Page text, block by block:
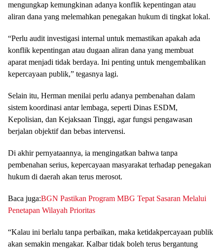
mengungkap kemungkinan adanya konflik kepentingan atau
aliran dana yang melemahkan penegakan hukum di tingkat lokal.
“Perlu audit investigasi internal untuk memastikan apakah ada
konflik kepentingan atau dugaan aliran dana yang membuat
aparat menjadi tidak berdaya. Ini penting untuk mengembalikan
kepercayaan publik,” tegasnya lagi.
Selain itu, Herman menilai perlu adanya pembenahan dalam
sistem koordinasi antar lembaga, seperti Dinas ESDM,
Kepolisian, dan Kejaksaan Tinggi, agar fungsi pengawasan
berjalan objektif dan bebas intervensi.
Di akhir pernyataannya, ia mengingatkan bahwa tanpa
pembenahan serius, kepercayaan masyarakat terhadap penegakan
hukum di daerah akan terus merosot.
Baca juga:BGN Pastikan Program MBG Tepat Sasaran Melalui
Penetapan Wilayah Prioritas
“Kalau ini berlalu tanpa perbaikan, maka ketidakpercayaan publik
akan semakin mengakar. Kalbar tidak boleh terus bergantung